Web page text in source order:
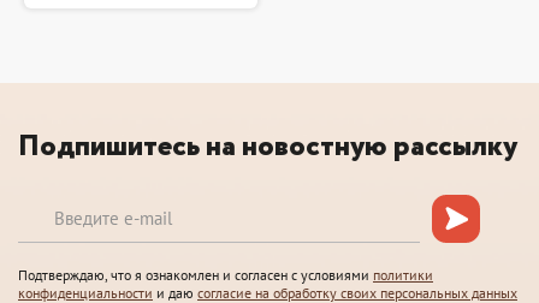
Подпишитесь на новостную рассылку
Подтверждаю, что я ознакомлен и согласен с условиями политики
конфиденциальности и даю согласие на обработку своих персональных данных